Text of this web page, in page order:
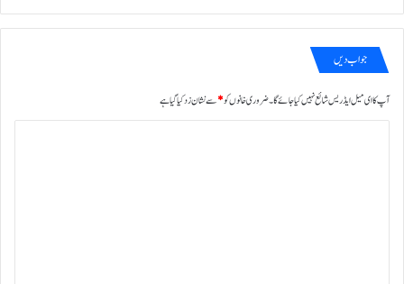
جواب دیں
آپ کا ای میل ایڈریس شائع نہیں کیا جائے گا۔ضروری خانوں کو*سے نشان زد کیا گیا ہے